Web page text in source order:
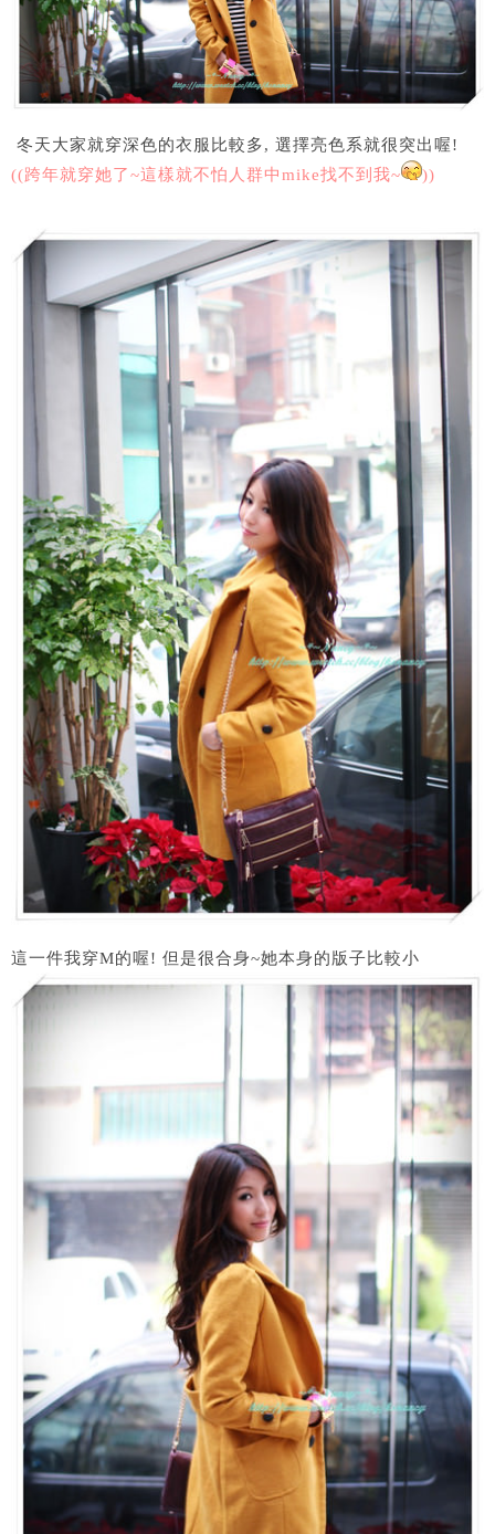
冬天大家就穿深色的衣服比較多, 選擇亮色系就很突出喔!
((跨年就穿她了~這樣就不怕人群中mike找不到我~
))
這一件我穿M的喔! 但是很合身~她本身的版子比較小